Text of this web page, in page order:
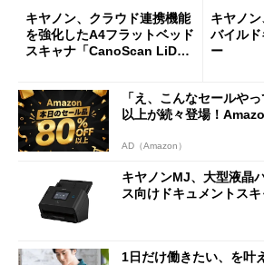
キヤノン、クラウド連携機能
を強化したA4フラットベッド
スキャナ「CanoScan LiDE 2
キヤノ
バイル
ー
「え、こんなセールや
以上が続々登場！
AD（Amazon）
キヤノンMJ、大型液晶
ス向けドキュメントス
1日だけ働きたい、を叶